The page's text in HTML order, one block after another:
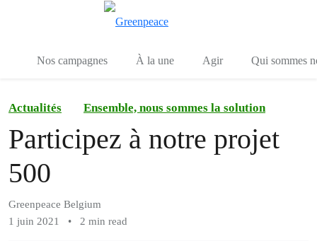
Nos campagnes À la une Agir Qui sommes
Actualités Ensemble, nous sommes la solution
Participez à notre projet
500
Greenpeace Belgium
1 juin 2021
• 2 min read